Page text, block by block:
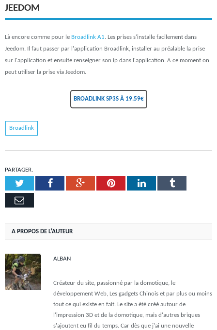
JEEDOM
Là encore comme pour le Broadlink A1. Les prises s'installe facilement dans
Jeedom. Il faut passer par l'application Broadlink, installer au préalable la prise
sur l'application et ensuite renseigner son ip dans l'application. A ce moment on
peut utiliser la prise via Jeedom.
BROADLINK SP3S À 19.59€
Broadlink
PARTAGER.
TwitterFacebookGoogle+PinterestLinkedInTumblr
Email
A PROPOS DE L'AUTEUR
ALBAN
Créateur du site, passionné par la domotique, le
développement Web, Les gadgets Chinois et par plus ou moins
tout ce qui existe en fait. Le site a été créé autour de
l'impression 3D et de la domotique, mais d'autres briques
s'ajoutent eu fil du temps. Car dès que j'ai une nouvelle